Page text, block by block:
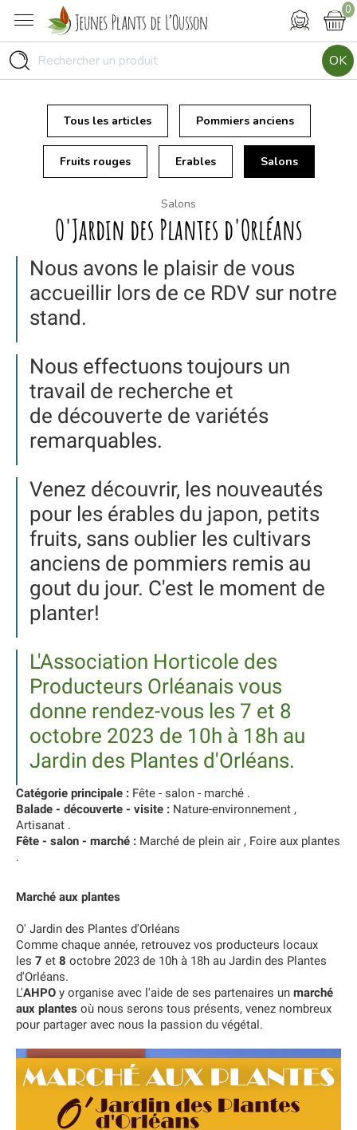
0
OK
Tous les articles Pommiers anciens
Fruits rouges Erables Salons
Salons
O'Jardin des Plantes d'Orléans
Nous avons le plaisir de vous
accueillir lors de ce RDV sur notre
stand.
Nous effectuons toujours un
travail de recherche et
de découverte de variétés
remarquables.
Venez découvrir, les nouveautés
pour les érables du japon, petits
fruits, sans oublier les cultivars
anciens de pommiers remis au
gout du jour. C'est le moment de
planter!
L'Association Horticole des
Producteurs Orléanais vous
donne rendez-vous les 7 et 8
octobre 2023 de 10h à 18h au
Jardin des Plantes d'Orléans.
Catégorie principale : Fête - salon - marché .
Balade - découverte - visite : Nature-environnement ,
Artisanat .
Fête - salon - marché : Marché de plein air , Foire aux plantes
.
Marché aux plantes
O' Jardin des Plantes d'Orléans
Comme chaque année, retrouvez vos producteurs locaux
les 7 et 8 octobre 2023 de 10h à 18h au Jardin des Plantes
d'Orléans.
L'AHPO y organise avec l'aide de ses partenaires un marché
aux plantes où nous serons tous présents, venez nombreux
pour partager avec nous la passion du végétal.